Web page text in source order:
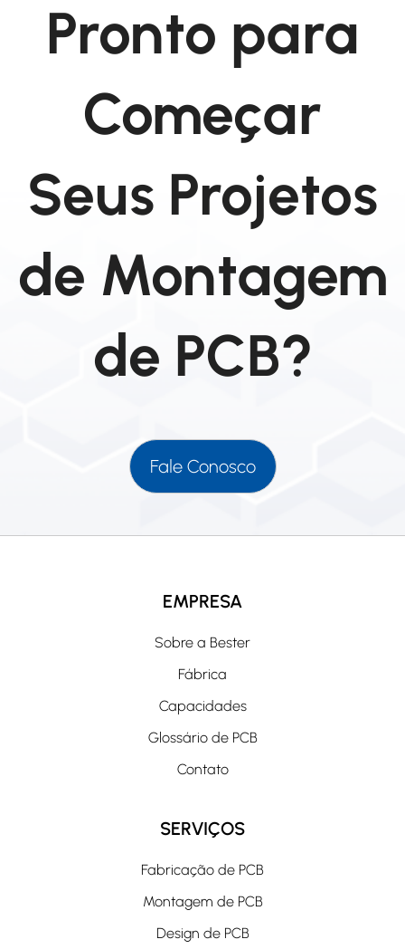
Pronto para
Começar
Seus Projetos
de Montagem
de PCB?
Fale Conosco
EMPRESA
Sobre a Bester
Fábrica
Capacidades
Glossário de PCB
Contato
SERVIÇOS
Fabricação de PCB
Montagem de PCB
Design de PCB